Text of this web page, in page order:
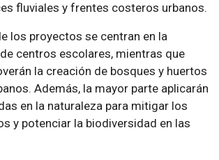
fluviales y frentes costeros urbanos.
los proyectos se centran en la
centros escolares, mientras que
la creación de bosques y huertos
Además, la mayor parte aplicarán
en la naturaleza para mitigar los
y potenciar la biodiversidad en las